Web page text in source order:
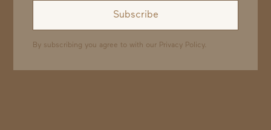
By subscribing you agree to with our Privacy Policy.